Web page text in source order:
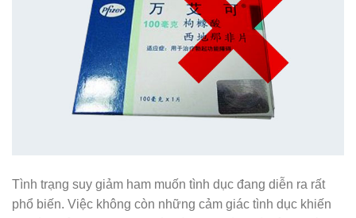
Tình trạng suy giảm ham muốn tình dục đang diễn ra rất
phổ biến. Việc không còn những cảm giác tình dục khiến